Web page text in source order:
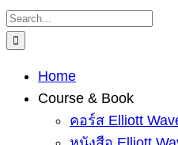
Skip
to
Search
for:
Home
Course & Book
คอร์ส Elliott